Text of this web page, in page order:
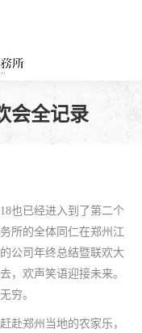
会全记录
也已经进入到了第二个
所的全体同仁在郑州江
公司年终总结暨联欢大
，欢声笑语迎接未来。
穷。
赴郑州当地的农家乐，